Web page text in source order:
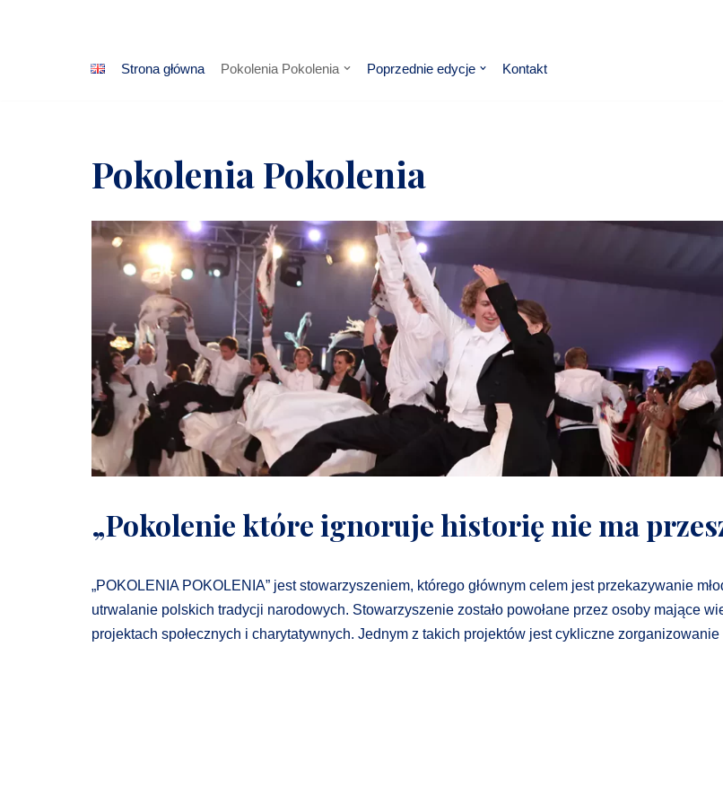
Strona główna Pokolenia Pokolenia Poprzednie edycje Kontakt
Pokolenia Pokolenia
„Pokolenie które ignoruje historię nie ma
„POKOLENIA POKOLENIA” jest stowarzyszeniem, którego głównym celem jest przekazywanie
utrwalanie polskich tradycji narodowych. Stowarzyszenie zostało powołane przez osoby mające
projektach społecznych i charytatywnych. Jednym z takich projektów jest cykliczne